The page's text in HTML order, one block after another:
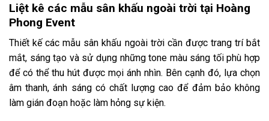
Liệt kê các mẫu sân khấu ngoài trời tại Hoàng
Phong Event
Thiết kế các mẫu sân khấu ngoài trời cần được trang trí bắt
mắt, sáng tạo và sử dụng những tone màu sáng tối phù hợp
để có thể thu hút được mọi ánh nhìn. Bên cạnh đó, lựa chọn
âm thanh, ánh sáng có chất lượng cao để đảm bảo không
làm gián đoạn hoặc làm hỏng sự kiện.